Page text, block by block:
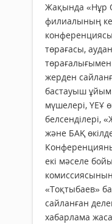
Жақында «Нұр
филиалының
төрағасы,
жерден
бастауыш ұйым
мүшелері, ҮЕҰ
белсенділері,
және БАҚ
екі мәселе
«Тоқтыбаев»
сайланған
хабарлама